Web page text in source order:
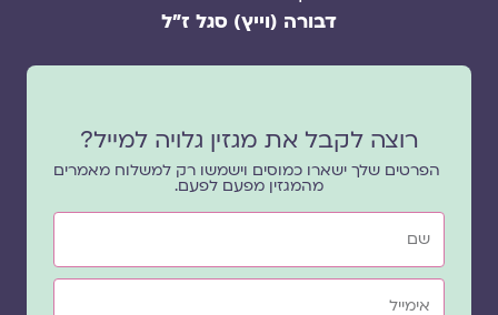
דבורה (וייץ) סגל ז"ל
רוצה לקבל את מגזין גלויה למייל?
הפרטים שלך ישארו כמוסים וישמשו רק למשלוח מאמרים
מהמגזין מפעם לפעם.
שם
אימייל